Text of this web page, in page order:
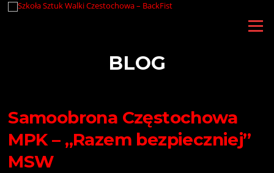
Przejdź
Menu
BLOG
Samoobrona Częstochowa
MPK – „Razem bezpieczniej”
MSW